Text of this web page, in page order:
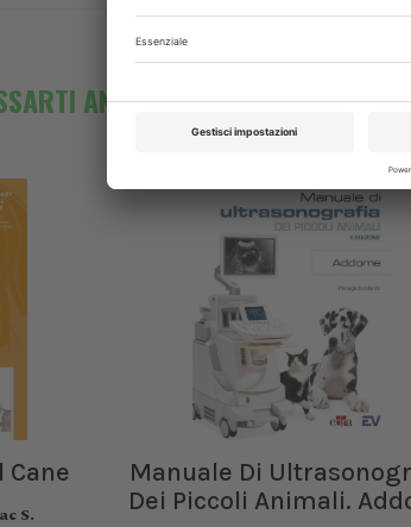
ANCHE
Cane
S.
Manuale Di
Dei Piccoli Animali.